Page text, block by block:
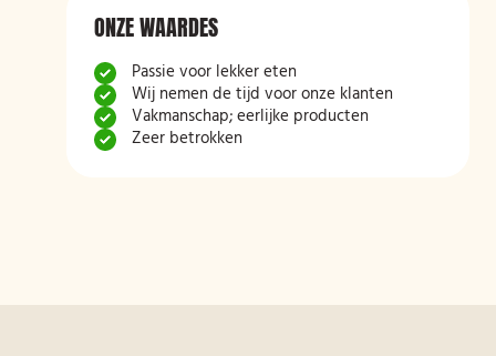
ONZE WAARDES
Passie voor lekker eten
Wij nemen de tijd voor onze klanten
Vakmanschap; eerlijke producten
Zeer betrokken